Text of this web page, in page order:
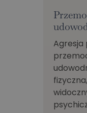
Agresja